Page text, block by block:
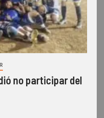
no participar del